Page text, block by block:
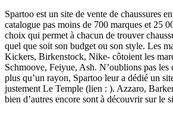
Spartoo est un site de vente de chaussures
catalogue pas moins de 700 marques et 25
choix qui permet à chacun de trouver
quel que soit son budget ou son style. Les
Kickers, Birkenstock, Nike- côtoient les
Schmoove, Feiyue, Ash. N’oublions pas les
plus qu’un rayon, Spartoo leur a dédié un
justement Le Temple (lien : ). Azzaro,
bien d’autres encore sont à découvrir sur le